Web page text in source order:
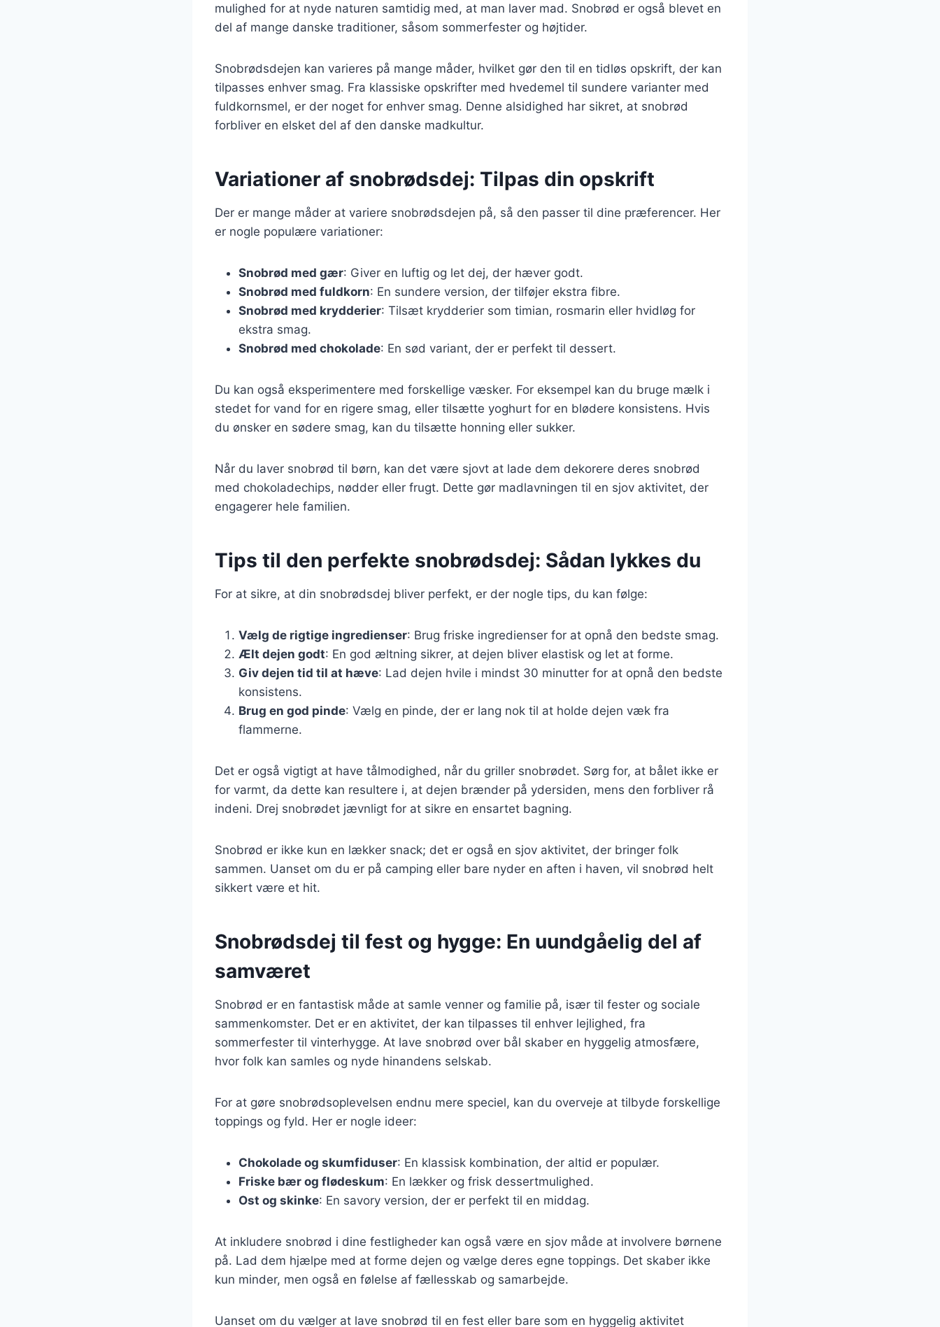
mulighed for at nyde naturen samtidig med, at man laver mad. Snobrød er også blevet en
del af mange danske traditioner, såsom sommerfester og højtider.
Snobrødsdejen kan varieres på mange måder, hvilket gør den til en tidløs opskrift, der kan
tilpasses enhver smag. Fra klassiske opskrifter med hvedemel til sundere varianter med
fuldkornsmel, er der noget for enhver smag. Denne alsidighed har sikret, at snobrød
forbliver en elsket del af den danske madkultur.
Variationer af snobrødsdej: Tilpas din opskrift
Der er mange måder at variere snobrødsdejen på, så den passer til dine præferencer. Her
er nogle populære variationer:
Snobrød med gær: Giver en luftig og let dej, der hæver godt.
Snobrød med fuldkorn: En sundere version, der tilføjer ekstra fibre.
Snobrød med krydderier: Tilsæt krydderier som timian, rosmarin eller hvidløg for
ekstra smag.
Snobrød med chokolade: En sød variant, der er perfekt til dessert.
Du kan også eksperimentere med forskellige væsker. For eksempel kan du bruge mælk i
stedet for vand for en rigere smag, eller tilsætte yoghurt for en blødere konsistens. Hvis
du ønsker en sødere smag, kan du tilsætte honning eller sukker.
Når du laver snobrød til børn, kan det være sjovt at lade dem dekorere deres snobrød
med chokoladechips, nødder eller frugt. Dette gør madlavningen til en sjov aktivitet, der
engagerer hele familien.
Tips til den perfekte snobrødsdej: Sådan lykkes du
For at sikre, at din snobrødsdej bliver perfekt, er der nogle tips, du kan følge:
Vælg de rigtige ingredienser: Brug friske ingredienser for at opnå den bedste smag.
Ælt dejen godt: En god æltning sikrer, at dejen bliver elastisk og let at forme.
Giv dejen tid til at hæve: Lad dejen hvile i mindst 30 minutter for at opnå den bedste
konsistens.
Brug en god pinde: Vælg en pinde, der er lang nok til at holde dejen væk fra
flammerne.
Det er også vigtigt at have tålmodighed, når du griller snobrødet. Sørg for, at bålet ikke er
for varmt, da dette kan resultere i, at dejen brænder på ydersiden, mens den forbliver rå
indeni. Drej snobrødet jævnligt for at sikre en ensartet bagning.
Snobrød er ikke kun en lækker snack; det er også en sjov aktivitet, der bringer folk
sammen. Uanset om du er på camping eller bare nyder en aften i haven, vil snobrød helt
sikkert være et hit.
Snobrødsdej til fest og hygge: En uundgåelig del af
samværet
Snobrød er en fantastisk måde at samle venner og familie på, især til fester og sociale
sammenkomster. Det er en aktivitet, der kan tilpasses til enhver lejlighed, fra
sommerfester til vinterhygge. At lave snobrød over bål skaber en hyggelig atmosfære,
hvor folk kan samles og nyde hinandens selskab.
For at gøre snobrødsoplevelsen endnu mere speciel, kan du overveje at tilbyde forskellige
toppings og fyld. Her er nogle ideer:
Chokolade og skumfiduser: En klassisk kombination, der altid er populær.
Friske bær og flødeskum: En lækker og frisk dessertmulighed.
Ost og skinke: En savory version, der er perfekt til en middag.
At inkludere snobrød i dine festligheder kan også være en sjov måde at involvere børnene
på. Lad dem hjælpe med at forme dejen og vælge deres egne toppings. Det skaber ikke
kun minder, men også en følelse af fællesskab og samarbejde.
Uanset om du vælger at lave snobrød til en fest eller bare som en hyggelig aktivitet